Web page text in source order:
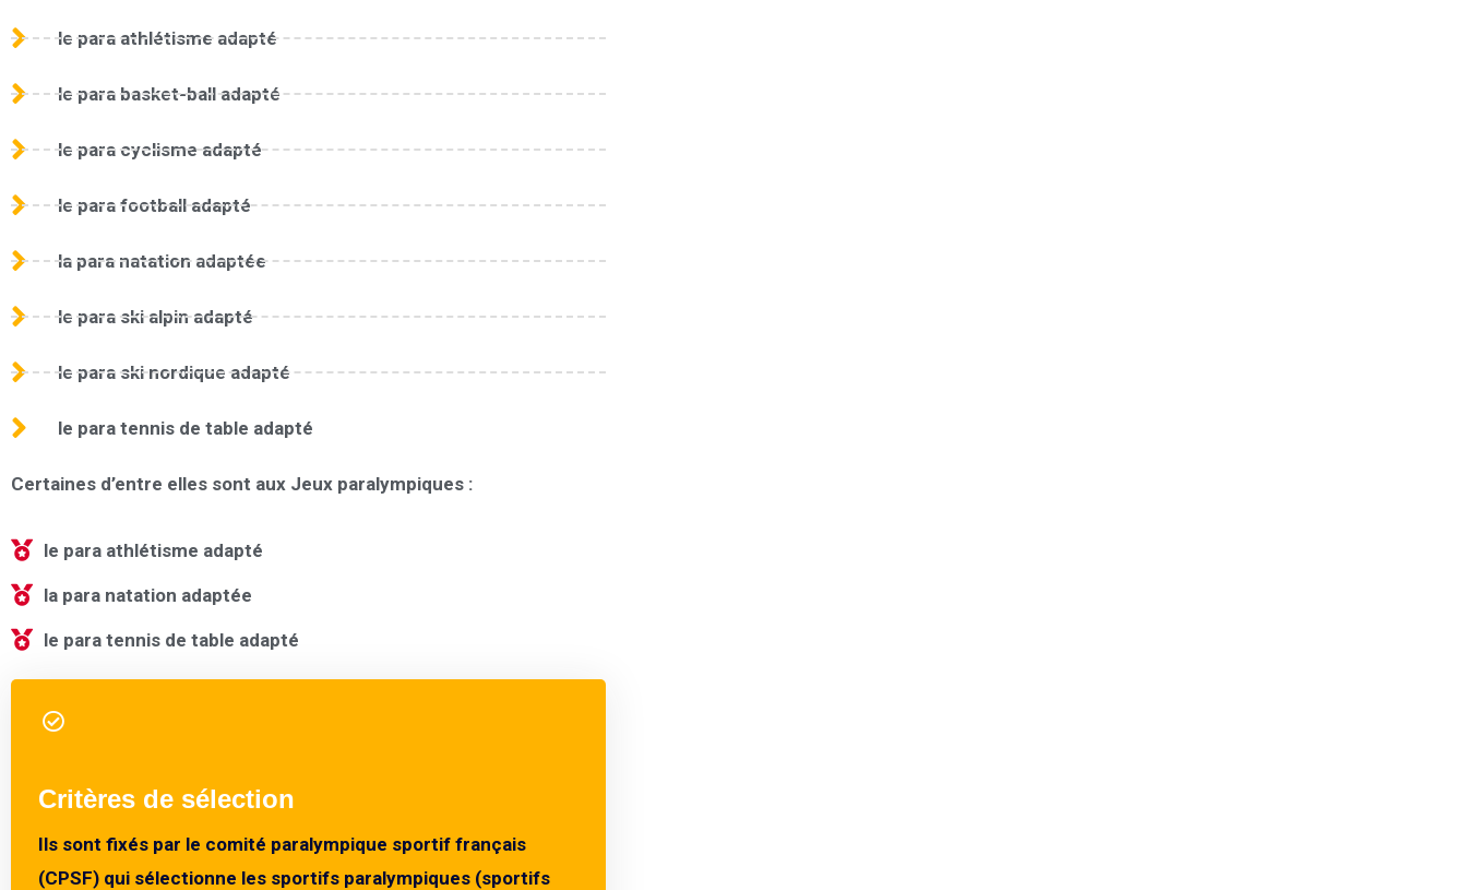
le para athlétisme adapté
le para basket-ball adapté
le para cyclisme adapté
le para football adapté
la para natation adaptée
le para ski alpin adapté
le para ski nordique adapté
le para tennis de table adapté
Certaines d’entre elles sont aux Jeux paralympiques :
le para athlétisme adapté
la para natation adaptée
le para tennis de table adapté
Critères de sélection
Ils sont fixés par le comité paralympique sportif français
(CPSF) qui sélectionne les sportifs paralympiques (sportifs